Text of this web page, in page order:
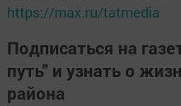
https://max.ru/tatmedia
Подписаться на
путь" и узнать о
района